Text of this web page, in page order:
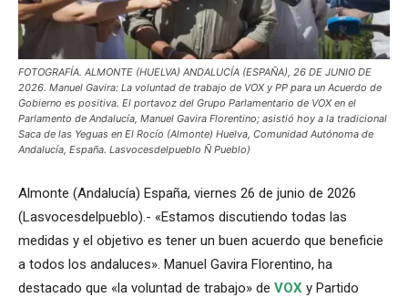
FOTOGRAFÍA. ALMONTE (HUELVA) ANDALUCÍA (ESPAÑA), 26 DE JUNIO DE
2026. Manuel Gavira: La voluntad de trabajo de VOX y PP para un Acuerdo de
Gobierno es positiva. El portavoz del Grupo Parlamentario de VOX en el
Parlamento de Andalucía, Manuel Gavira Florentino; asistió hoy a la tradicional
Saca de las Yeguas en El Rocío (Almonte) Huelva, Comunidad Autónoma de
Andalucía, España. Lasvocesdelpueblo Ñ Pueblo)
Almonte (Andalucía) España, viernes 26 de junio de 2026
(Lasvocesdelpueblo).- «Estamos discutiendo todas las
medidas y el objetivo es tener un buen acuerdo que beneficie
a todos los andaluces». Manuel Gavira Florentino, ha
destacado que «la voluntad de trabajo» de VOX y Partido